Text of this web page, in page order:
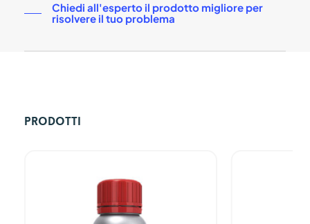
Chiedi all'esperto il prodotto migliore per
risolvere il tuo problema
Prodotti